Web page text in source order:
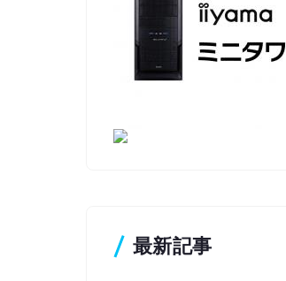
最新記事